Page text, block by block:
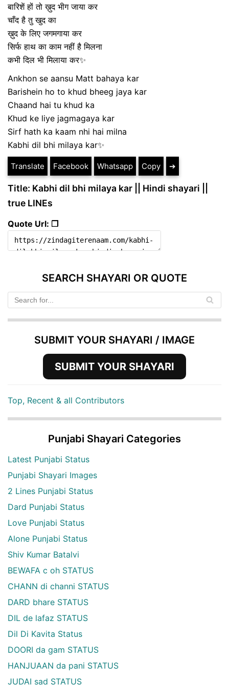
बारिशें हों तो ख़ुद भीग जाया कर
चाँद है तु खुद का
ख़ुद के लिए जगमगाया कर
सिर्फ हाथ का काम नहीं है मिलना
कभी दिल भी मिलाया कर✨
Ankhon se aansu Matt bahaya kar
Barishein ho to khud bheeg jaya kar
Chaand hai tu khud ka
Khud ke liye jagmagaya kar
Sirf hath ka kaam nhi hai milna
Kabhi dil bhi milaya kar✨
Translate Facebook Whatsapp Copy ➔
Title: Kabhi dil bhi milaya kar || Hindi shayari ||
true LINEs
Quote Url: ❐
SEARCH SHAYARI OR QUOTE
SUBMIT YOUR SHAYARI / IMAGE
SUBMIT YOUR SHAYARI
Top, Recent & all Contributors
Punjabi Shayari Categories
Latest Punjabi Status
Punjabi Shayari Images
2 Lines Punjabi Status
Dard Punjabi Status
Love Punjabi Status
Alone Punjabi Status
Shiv Kumar Batalvi
BEWAFA c oh STATUS
CHANN di channi STATUS
DARD bhare STATUS
DIL de lafaz STATUS
Dil Di Kavita Status
DOORI da gam STATUS
HANJUAAN da pani STATUS
JUDAI sad STATUS